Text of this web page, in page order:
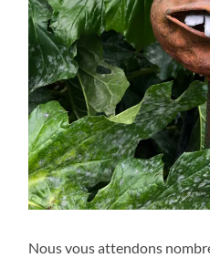
Nous vous attendons